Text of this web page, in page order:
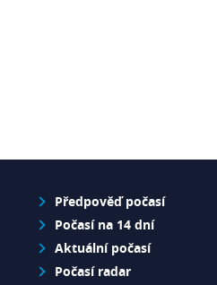
Předpověď počasí
Počasí na 14 dní
Aktuální počasí
Počasí radar